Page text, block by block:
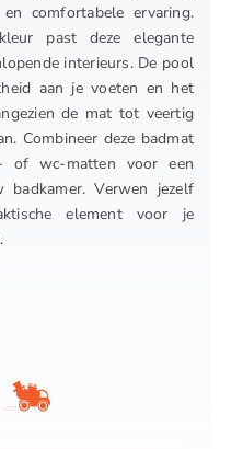
comfortabele ervaring.
past deze elegante
interieurs. De pool
aan je voeten en het
de mat tot veertig
Combineer deze badmat
of wc-matten voor een
badkamer. Verwen jezelf
element voor je